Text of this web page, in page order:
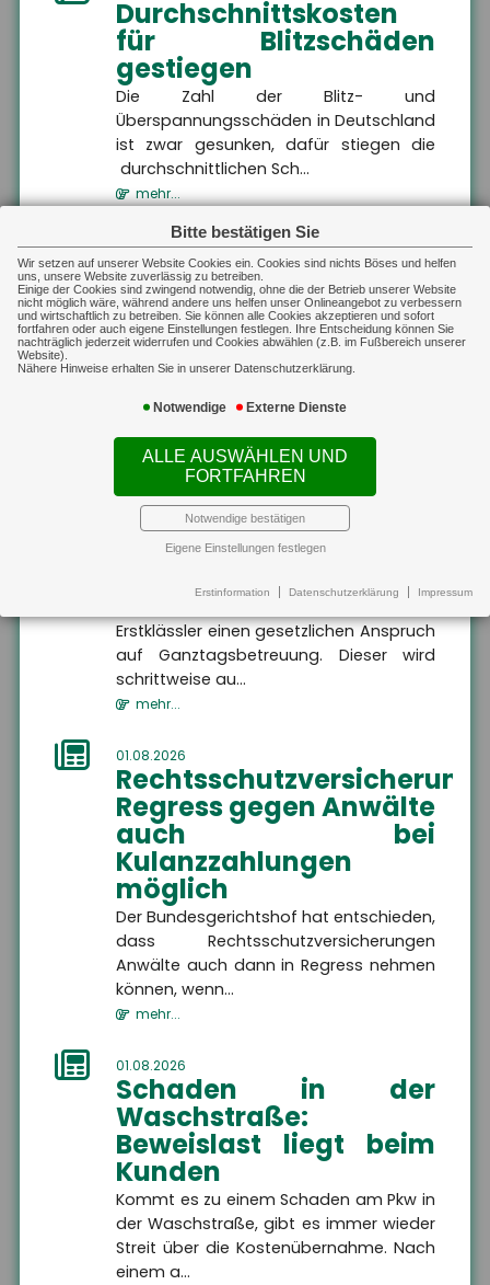
Durchschnittskosten
für Blitzschäden
gestiegen
Die Zahl der Blitz- und
Überspannungsschäden in Deutschland
ist zwar gesunken, dafür stiegen die
durchschnittlichen Sch...
mehr...
01.08.2026
Kennzeichnungspflicht
für KI-generierte
Inhalte
Ab dem 2. August 2026 müssen
Unternehmen in Deutschland KI-
generierte Inhalte wie Videos, Audios,
mehr...
01.08.2026
Recht auf
Ganztagsbetreuung
für Grundschulkinder
Erstklässler einen gesetzlichen Anspruch
auf Ganztagsbetreuung. Dieser wird
schrittweise au...
mehr...
01.08.2026
Rechtsschutzversicherung:
Regress gegen Anwälte
auch bei
Kulanzzahlungen
möglich
Der Bundesgerichtshof hat entschieden,
dass Rechtsschutzversicherungen
Anwälte auch dann in Regress nehmen
können, wenn...
mehr...
01.08.2026
Schaden in der
Waschstraße:
Beweislast liegt beim
Kunden
Kommt es zu einem Schaden am Pkw in
der Waschstraße, gibt es immer wieder
Streit über die Kostenübernahme. Nach
einem a...
Bitte bestätigen Sie
Wir setzen auf unserer Website Cookies ein. Cookies sind nichts Böses und helfen
uns, unsere Website zuverlässig zu betreiben.
Einige der Cookies sind zwingend notwendig, ohne die der Betrieb unserer Website
nicht möglich wäre, während andere uns helfen unser Onlineangebot zu verbessern
und wirtschaftlich zu betreiben. Sie können alle Cookies akzeptieren und sofort
fortfahren oder auch eigene Einstellungen festlegen. Ihre Entscheidung können Sie
nachträglich jederzeit widerrufen und Cookies abwählen (z.B. im Fußbereich unserer
Website).
Nähere Hinweise erhalten Sie in unserer Datenschutzerklärung.
Notwendige Externe Dienste
ALLE AUSWÄHLEN UND
FORTFAHREN
Notwendige bestätigen
Eigene Einstellungen festlegen
Erstinformation Datenschutzerklärung Impressum
Vertreter vor den
finanziellen Folgen der
beruflichen Haftung,
indem sie eine gestellte
Forderung prüft und
daraufhin entweder
unberechtigte Ansprüche
ablehnt oder berechtigte
Ansprüche im Rahmen
des vereinbarten
Deckungsumfangs
MEHR
Gewerbliche Sachversicherung Sach-Gewerbe
Sach-Gewerbe
Auf dieser Landingpage finden
Sie Informationen zur
Inhaltsversicherung,
Betriebsgebäudeversicherung,
Transportversicherung und
technischen Versicherungen.
MEHR
Altersvorsorge
Altersvorsorge
Altersvorsorge
Informationen dazu, wie
Sie Ihren Ruhestand
finanziell absichern
können.
MEHR
Wir sind gerne für Sie da
HSH Versicherungsmakler
GmbH
Am Wasserlauf 5
07333 Unterwellenborn
+49 3671 6743-0
+49 3671 6743-22